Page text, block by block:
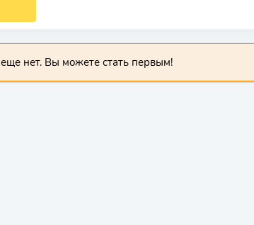
нет. Вы можете стать первым!